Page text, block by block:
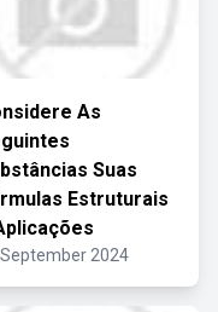
As
Suas
Estruturais
2024